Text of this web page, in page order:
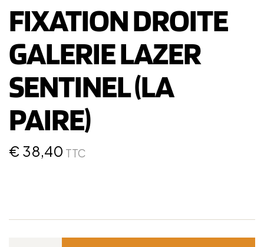
FIXATION DROITE
GALERIE LAZER
SENTINEL (LA
PAIRE)
€ 38,40 TTC